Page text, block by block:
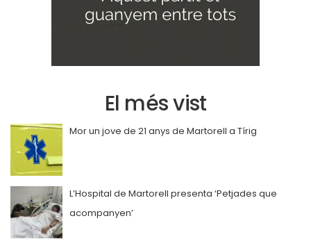
El més vist
Mor un jove de 21 anys de Martorell a Tírig
L’Hospital de Martorell presenta ‘Petjades que
acompanyen’